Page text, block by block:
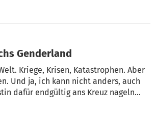
Genderland
Kriege, Krisen, Katastrophen. Aber
Und ja, ich kann nicht anders, auch